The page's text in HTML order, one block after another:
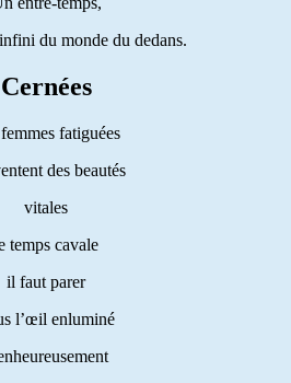
du monde du dedans.
Cernées
fatiguées
des beautés
vitales
temps cavale
il faut parer
l’œil enluminé